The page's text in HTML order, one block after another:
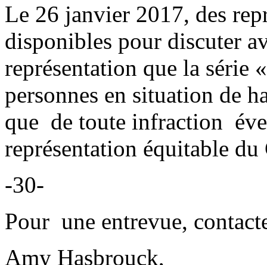
Le 26 janvier 2017, des
disponibles pour discuter
représentation que la
personnes en situation de
que de toute infraction
représentation équitable
-30-
Pour une entrevue,
Amy Hasbrouck,